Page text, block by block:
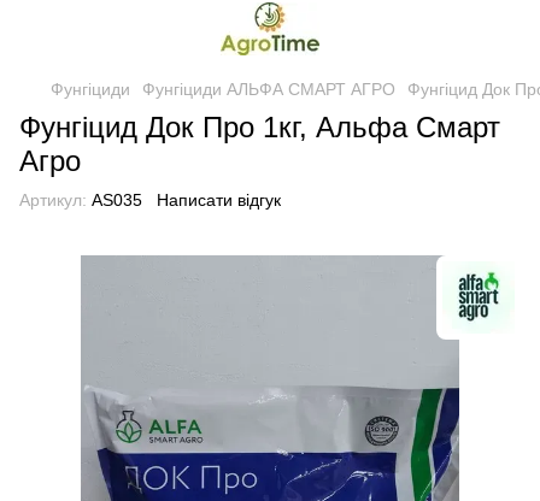
Фунгіциди Фунгіциди АЛЬФА СМАРТ АГРО Фунгіцид Док
Фунгіцид Док Про 1кг, Альфа Смарт
Агро
Артикул: AS035 Написати відгук